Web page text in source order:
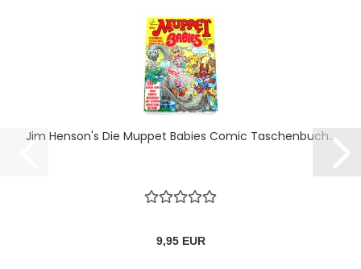
Jim Henson's Die Muppet Babies Comic Taschenbuch...
9,95 EUR